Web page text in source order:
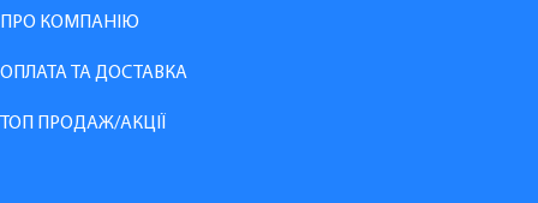
ПРО КОМПАНІЮ
ОПЛАТА ТА ДОСТАВКА
ТОП ПРОДАЖ/АКЦІЇ